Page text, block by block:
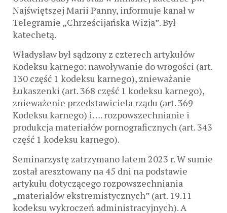
Najświętszej Marii Panny, informuje kanał w
Telegramie „Chrześcijańska Wizja”. Był
katechetą.
Władysław był sądzony z czterech artykułów
Kodeksu karnego: nawoływanie do wrogości (art.
130 część 1 kodeksu karnego), znieważanie
Łukaszenki (art. 368 część 1 kodeksu karnego),
znieważenie przedstawiciela rządu (art. 369
Kodeksu karnego) i…. rozpowszechnianie i
produkcja materiałów pornograficznych (art. 343
część 1 kodeksu karnego).
Seminarzystę zatrzymano latem 2023 r. W sumie
został aresztowany na 45 dni na podstawie
artykułu dotyczącego rozpowszechniania
„materiałów ekstremistycznych” (art. 19.11
kodeksu wykroczeń administracyjnych). A